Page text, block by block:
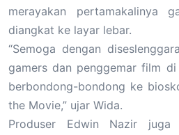
merayakan pertamakalinya
diangkat ke layar lebar.
“Semoga dengan
gamers dan penggemar film di
berbondong-bondong ke
the Movie,” ujar Wida.
Produser Edwin Nazir juga